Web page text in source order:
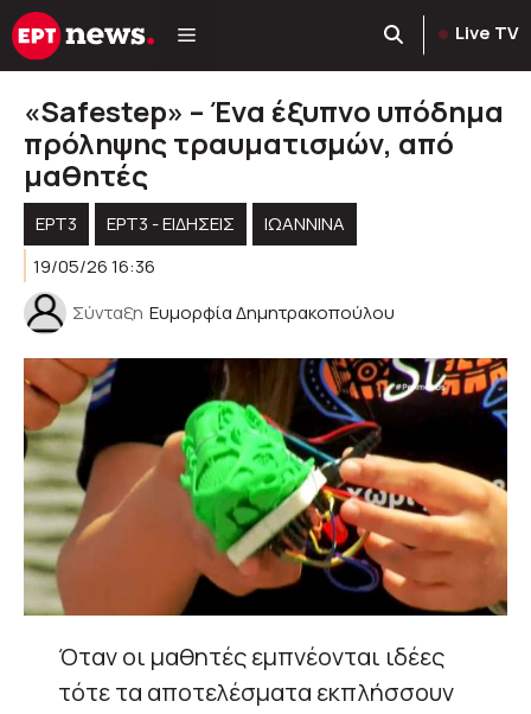
Μετάβαση
σε
Live TV
«Safestep» – Ένα έξυπνο υπόδημα
πρόληψης τραυματισμών, από
μαθητές
ΕΡΤ3 ΕΡΤ3 - ΕΙΔΉΣΕΙΣ
ΙΩΑΝΝΙΝΑ
19/05/26 16:36
Σύνταξη Ευμορφία Δημητρακοπούλου
Όταν οι μαθητές εμπνέονται ιδέες
τότε τα αποτελέσματα εκπλήσσουν